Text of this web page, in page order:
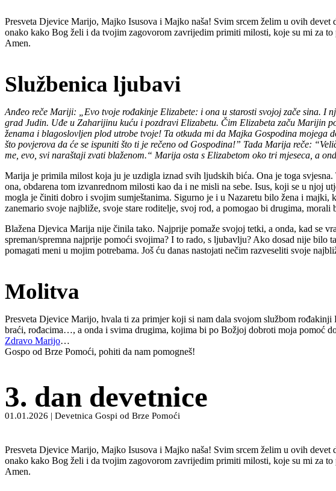
Presveta Djevice Marijo, Majko Isusova i Majko naša! Svim srcem želim u ovih
onako kako Bog želi i da tvojim zagovorom zavrijedim primiti milosti, koje su mi za
Amen.
Službenica ljubavi
Anđeo reče Mariji: „Evo tvoje rođakinje Elizabete: i ona u starosti svojoj zače sina. I
grad Judin. Uđe u Zaharijinu kuću i pozdravi Elizabetu. Čim Elizabeta začu Marijin
ženama i blagoslovljen plod utrobe tvoje! Ta otkuda mi da Majka Gospodina
što povjerova da će se ispuniti što ti je rečeno od Gospodina!” Tada Marija reče:
me, evo, svi naraštaji zvati blaženom.“ Marija osta s Elizabetom oko tri mjeseca, a
Marija je primila milost koja ju je uzdigla iznad svih ljudskih bića. Ona je toga
ona, obdarena tom izvanrednom milosti kao da i ne misli na sebe. Isus, koji se u
mogla je činiti dobro i svojim sumještanima. Sigurno je i u Nazaretu bilo žena i
zanemario svoje najbliže, svoje stare roditelje, svoj rod, a pomogao bi drugima,
Blažena Djevica Marija nije činila tako. Najprije pomaže svojoj tetki, a onda, kad se
spreman/spremna najprije pomoći svojima? I to rado, s ljubavlju? Ako dosad nije
pomagati meni u mojim potrebama. Još ću danas nastojati nečim razveseliti svoje
Molitva
Presveta Djevice Marijo, hvala ti za primjer koji si nam dala svojom službom
braći, rođacima…, a onda i svima drugima, kojima bi po Božjoj dobroti moja pomoć
Zdravo Marijo…
Gospo od Brze Pomoći, pohiti da nam pomogneš!
3. dan devetnice
01.01.2026 | Devetnica Gospi od Brze Pomoći
Presveta Djevice Marijo, Majko Isusova i Majko naša! Svim srcem želim u ovih
onako kako Bog želi i da tvojim zagovorom zavrijedim primiti milosti, koje su mi za
Amen.